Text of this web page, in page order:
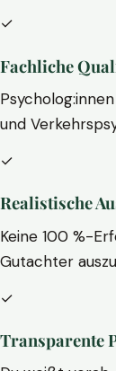
✓
Fachliche
und
✓
Realistische
Keine 100 %-
Gutachter
✓
Transparente